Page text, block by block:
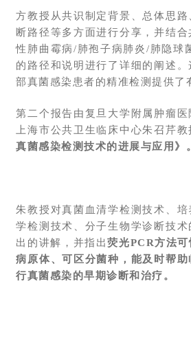
方教授从共识制定背景、总体思
断路径等多方面进行分享，并结
性肺曲霉病/肺孢子病肺炎/肺隐球
的路径和说明进行了详细的阐述
部真菌感染患者的精准检测提供了
第二个报告由复旦大学附属肿瘤医
上海市公共卫生临床中心朱召芹教
真菌感染检测技术的进展与应用》
朱教授对真菌血清学检测技术、
学检测技术、分子生物学诊断技
出的讲解，并指出荧光PCR方法
病原体、可区分菌种，能及时帮
行真菌感染的早期诊断和治疗。